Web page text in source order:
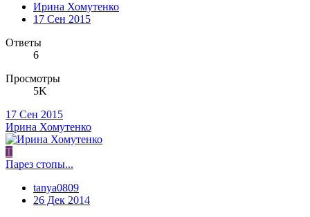
Ирина Хомутенко
17 Сен 2015
Ответы
6
Просмотры
5K
17 Сен 2015
Ирина Хомутенко
T
Парез стопы...
tanya0809
26 Дек 2014